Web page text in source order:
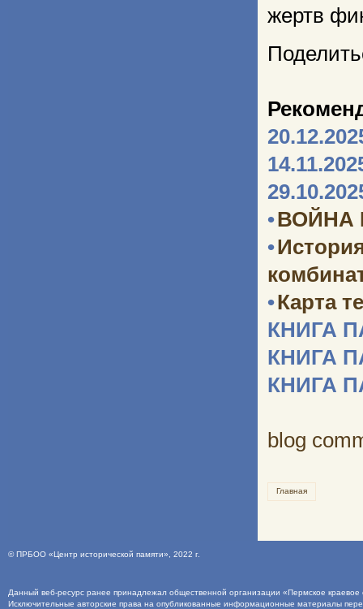
жертв
•ВОЙНА
•
•Карта
КНИГА
КНИГА
КНИГА
blog
Главная
©ПРБОО «Центр исторической памяти» , 2022 г.
Данный веб-ресурс ранее принадлежал общественной организации «Пермское
Исключительные авторские права на опубликованные информационные материалы